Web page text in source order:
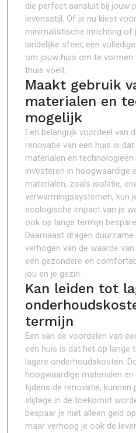
die perfect aansluit bij jouw
levensstijl. Of je nu kiest
minimalistische inrichting of
landelijke sfeer, een
om jouw huis om te vormen
thuis voelt.
Maakt gebruik
materialen en
mogelijk
Een belangrijk voordeel van
renovatie van een huis is
materialen en
investeren in hoogwaardige
materialen, zoals isolatie,
verwarmingssystemen, kun
ecologische impact van je
ook op lange termijn
Daarnaast dragen
verhogen van de waarde
een gezondere en
jou en je gezin.
Kan leiden tot
termijn
Een van de voordelen van
een huis is dat het op lange
lagere onderhoudskosten.
hoogwaardige materialen
tijdens de renovatie, kunnen
slijtage in de toekomst
bespaar je niet alleen geld
maar verhoog je ook de